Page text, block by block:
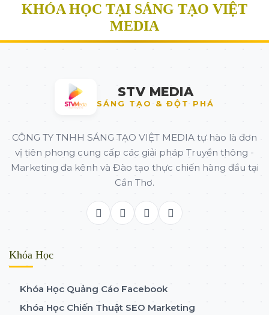
KHÓA HỌC TẠI SÁNG TẠO VIỆT
MEDIA
STV MEDIA
SÁNG TẠO & ĐỘT PHÁ
CÔNG TY TNHH SÁNG TẠO VIỆT MEDIA tự hào là đơn
vị tiên phong cung cấp các giải pháp Truyền thông -
Marketing đa kênh và Đào tạo thực chiến hàng đầu tại
Cần Thơ.
Khóa Học
Khóa Học Quảng Cáo Facebook
Khóa Học Chiến Thuật SEO Marketing